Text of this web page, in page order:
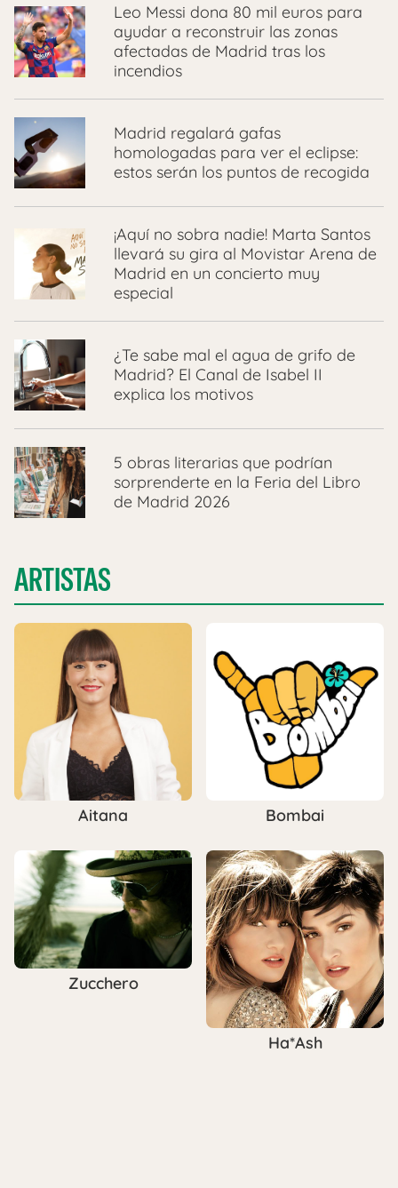
Leo Messi dona 80 mil euros para
ayudar a reconstruir las zonas
afectadas de Madrid tras los
incendios
Madrid regalará gafas
homologadas para ver el eclipse:
estos serán los puntos de recogida
¡Aquí no sobra nadie! Marta Santos
llevará su gira al Movistar Arena de
Madrid en un concierto muy
especial
¿Te sabe mal el agua de grifo de
Madrid? El Canal de Isabel II
explica los motivos
5 obras literarias que podrían
sorprenderte en la Feria del Libro
de Madrid 2026
ARTISTAS
Aitana Bombai
Zucchero
Ha*Ash